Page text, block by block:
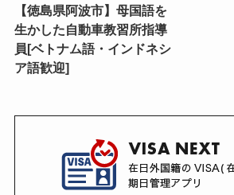
【徳島県阿波市】母国語を
生かした自動車教習所指導
員[ベトナム語・インドネシ
ア語歓迎]